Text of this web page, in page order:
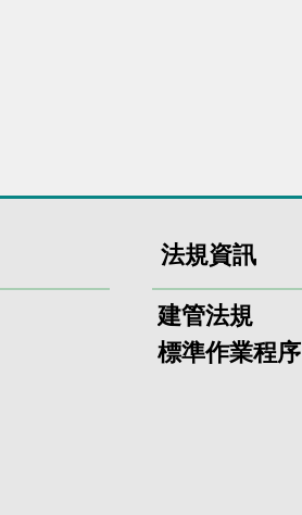
法規資訊
建管法規
標準作業程序